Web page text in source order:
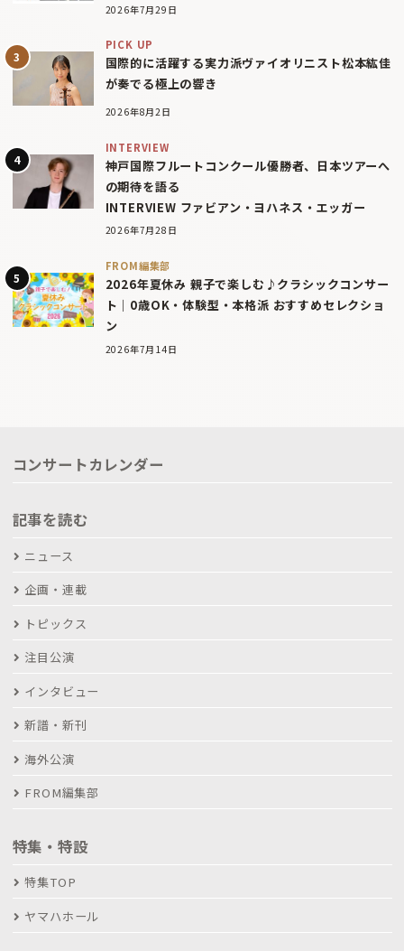
2026年7月29日
PICK UP
国際的に活躍する実力派ヴァイオリニスト松本紘佳
が奏でる極上の響き
2026年8月2日
INTERVIEW
神戸国際フルートコンクール優勝者、日本ツアーへ
の期待を語る
INTERVIEW ファビアン・ヨハネス・エッガー
2026年7月28日
FROM編集部
2026年夏休み 親子で楽しむ♪クラシックコンサー
ト｜0歳OK・体験型・本格派 おすすめセレクショ
ン
2026年7月14日
コンサートカレンダー
記事を読む
ニュース
企画・連載
トピックス
注目公演
インタビュー
新譜・新刊
海外公演
FROM編集部
特集・特設
特集TOP
ヤマハホール